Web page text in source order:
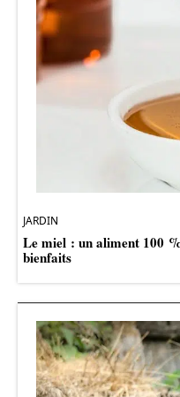
JARDIN
Le miel : un aliment 100
bienfaits